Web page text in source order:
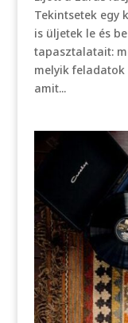
Tekintsetek egy
is üljetek le és
tapasztalatait:
melyik
amit...